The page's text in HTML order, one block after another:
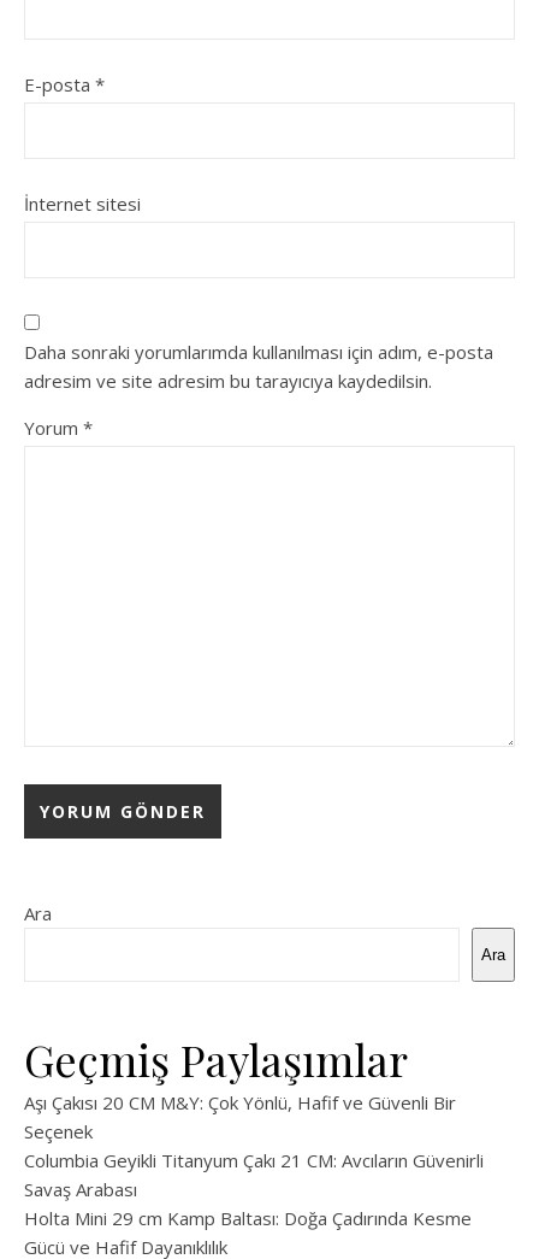
E-posta *
İnternet sitesi
Daha sonraki yorumlarımda kullanılması için adım, e-posta
adresim ve site adresim bu tarayıcıya kaydedilsin.
Yorum *
Ara
Ara
Geçmiş Paylaşımlar
Aşı Çakısı 20 CM M&Y: Çok Yönlü, Hafif ve Güvenli Bir
Seçenek
Columbia Geyikli Titanyum Çakı 21 CM: Avcıların Güvenirli
Savaş Arabası
Holta Mini 29 cm Kamp Baltası: Doğa Çadırında Kesme
Gücü ve Hafif Dayanıklılık